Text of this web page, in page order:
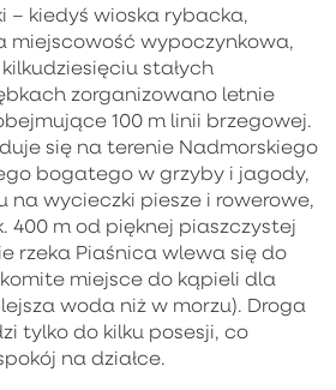
– kiedyś wioska rybacka,
miejscowość wypoczynkowa,
stałych
zorganizowano letnie
100 m linii brzegowej.
się na terenie Nadmorskiego
bogatego w grzyby i jagody,
na wycieczki piesze i rowerowe,
400 m od pięknej piaszczystej
rzeka Piaśnica wlewa się do
miejsce do kąpieli dla
woda niż w morzu). Droga
tylko do kilku posesji, co
na działce.